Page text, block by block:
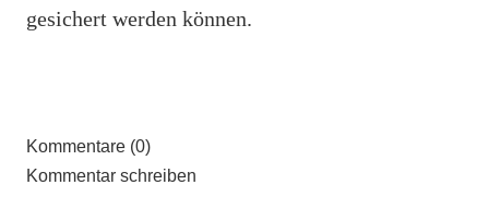
gesichert werden können.
Kommentare (0)
Kommentar schreiben